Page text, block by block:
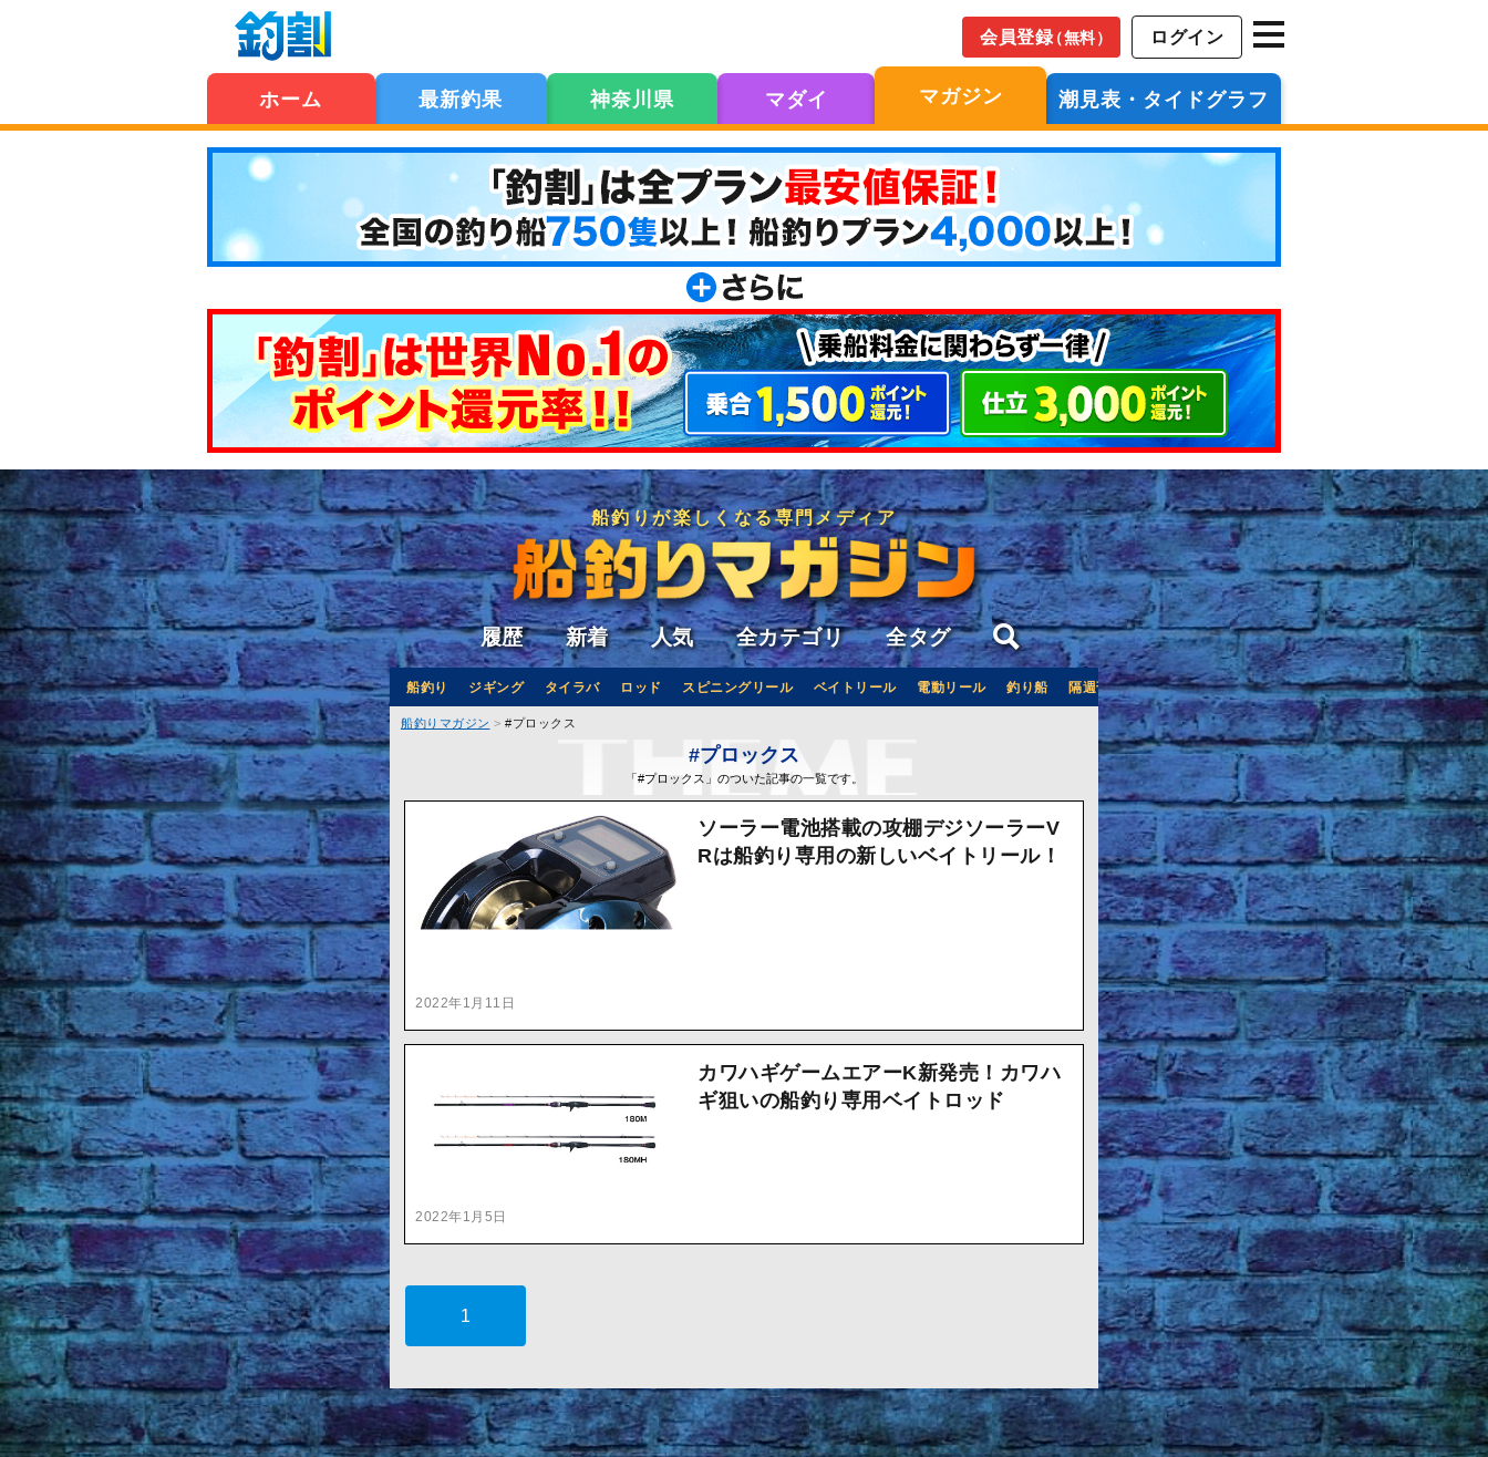
会員登録（無料） ログイン
ホーム 最新釣果 神奈川県 マダイ マガジン 潮見表・タイドグラフ
船釣りが楽しくなる専門メディア
履歴 新着 人気 全カテゴリ 全タグ
船釣り ジギング タイラバ ロッド スピニングリール ベイトリール 電動リール 釣り船 隔週刊つり情報 釣り船予約サイト「釣割」
船釣りマガジン #プロックス
#プロックス
「#プロックス」のついた記事の一覧です。
2022年1月11日
ソーラー電池搭載の攻棚デジソーラーV
Rは船釣り専用の新しいベイトリール！
2022年1月5日
カワハギゲームエアーK新発売！カワハ
ギ狙いの船釣り専用ベイトロッド
1